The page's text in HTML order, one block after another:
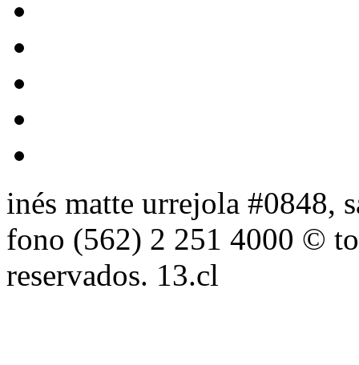
inés matte urrejola #0848,
fono (562) 2 251 4000 ©
reservados. 13.cl